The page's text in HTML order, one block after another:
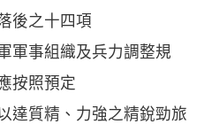
後之十四項
軍事組織及兵力調整規
按照預定
達質精、力強之精銳勁旅